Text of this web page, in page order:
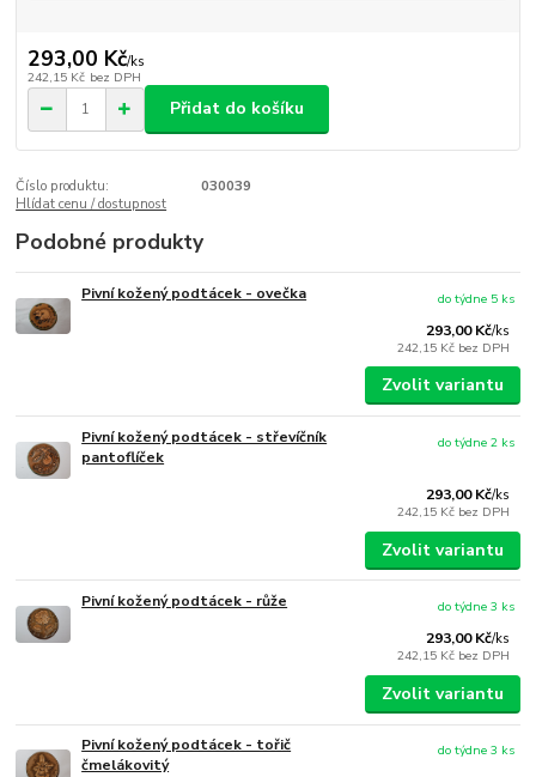
293,00 Kč/ks
242,15 Kč bez DPH
Přidat do košíku
Číslo produktu:
030039
Hlídat cenu / dostupnost
Podobné produkty
Pivní kožený podtácek - ovečka
293,00 Kč/ks
242,15 Kč bez DPH
do týdne 5 ks
Zvolit variantu
Pivní kožený podtácek - střevíčník
pantoflíček
293,00 Kč/ks
242,15 Kč bez DPH
do týdne 2 ks
Zvolit variantu
Pivní kožený podtácek - růže
293,00 Kč/ks
242,15 Kč bez DPH
do týdne 3 ks
Zvolit variantu
Pivní kožený podtácek - tořič
čmelákovitý
do týdne 3 ks